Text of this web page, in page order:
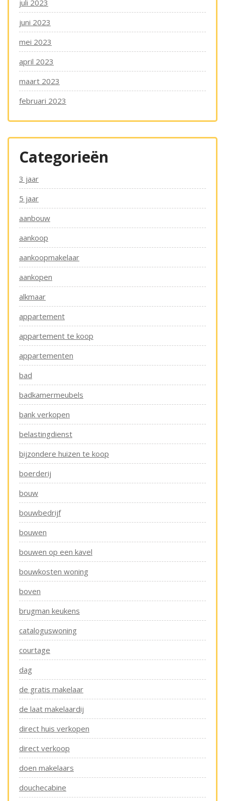
juli 2023
juni 2023
mei 2023
april 2023
maart 2023
februari 2023
Categorieën
3 jaar
5 jaar
aanbouw
aankoop
aankoopmakelaar
aankopen
alkmaar
appartement
appartement te koop
appartementen
bad
badkamermeubels
bank verkopen
belastingdienst
bijzondere huizen te koop
boerderij
bouw
bouwbedrijf
bouwen
bouwen op een kavel
bouwkosten woning
boven
brugman keukens
cataloguswoning
courtage
dag
de gratis makelaar
de laat makelaardij
direct huis verkopen
direct verkoop
doen makelaars
douchecabine